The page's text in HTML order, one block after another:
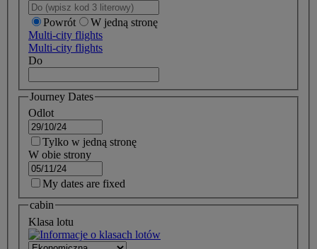
Powrót
W jedną stronę
Multi-city flights
Multi-city flights
Do
Journey Dates
Odlot
Tylko w jedną stronę
W obie strony
My dates are fixed
cabin
Klasa lotu